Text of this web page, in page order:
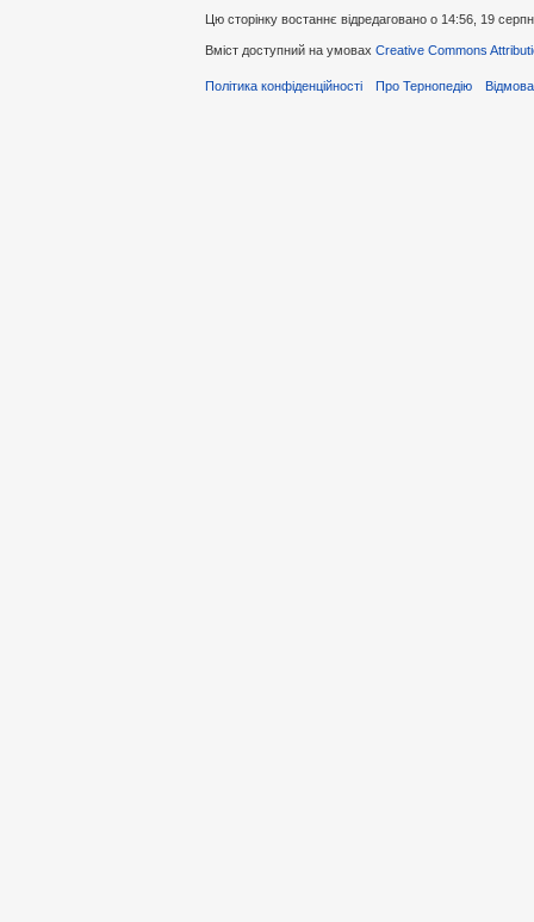
Цю сторінку востаннє відредаговано о 14:56, 19
Вміст доступний на умовах Creative Commons
Політика конфіденційності Про Тернопедію Відмова